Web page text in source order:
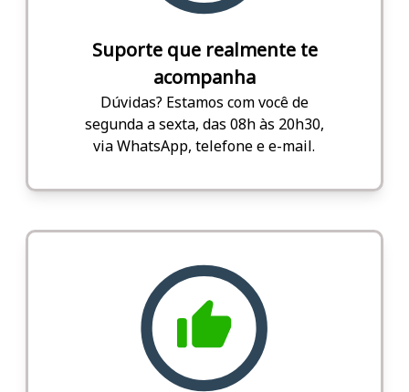
Suporte que realmente te
acompanha
Dúvidas? Estamos com você de
segunda a sexta, das 08h às 20h30,
via WhatsApp, telefone e e-mail.